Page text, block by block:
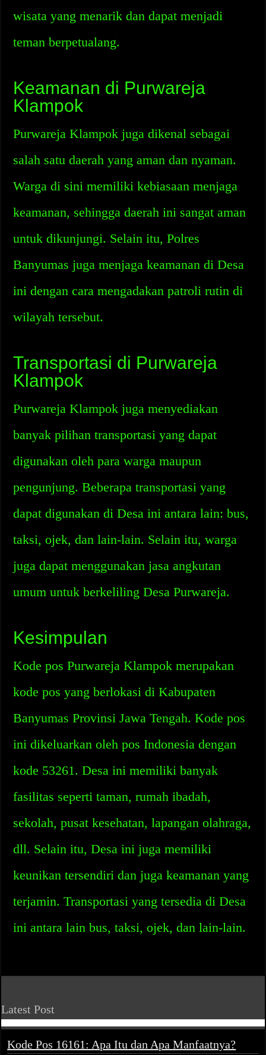
wisata yang menarik dan dapat menjadi
teman berpetualang.
Keamanan di Purwareja
Klampok
Purwareja Klampok juga dikenal sebagai
salah satu daerah yang aman dan nyaman.
Warga di sini memiliki kebiasaan menjaga
keamanan, sehingga daerah ini sangat aman
untuk dikunjungi. Selain itu, Polres
Banyumas juga menjaga keamanan di Desa
ini dengan cara mengadakan patroli rutin di
wilayah tersebut.
Transportasi di Purwareja
Klampok
Purwareja Klampok juga menyediakan
banyak pilihan transportasi yang dapat
digunakan oleh para warga maupun
pengunjung. Beberapa transportasi yang
dapat digunakan di Desa ini antara lain: bus,
taksi, ojek, dan lain-lain. Selain itu, warga
juga dapat menggunakan jasa angkutan
umum untuk berkeliling Desa Purwareja.
Kesimpulan
Kode pos Purwareja Klampok merupakan
kode pos yang berlokasi di Kabupaten
Banyumas Provinsi Jawa Tengah. Kode pos
ini dikeluarkan oleh pos Indonesia dengan
kode 53261. Desa ini memiliki banyak
fasilitas seperti taman, rumah ibadah,
sekolah, pusat kesehatan, lapangan olahraga,
dll. Selain itu, Desa ini juga memiliki
keunikan tersendiri dan juga keamanan yang
terjamin. Transportasi yang tersedia di Desa
ini antara lain bus, taksi, ojek, dan lain-lain.
Latest Post
Kode Pos 16161: Apa Itu dan Apa Manfaatnya?